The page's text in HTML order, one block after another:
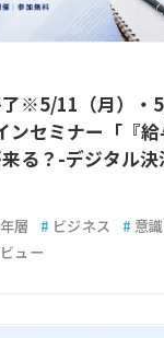
※5/11（月）・5/
ンセミナー「『
る？-デジタル
層 # ビジネス # 意
ュー